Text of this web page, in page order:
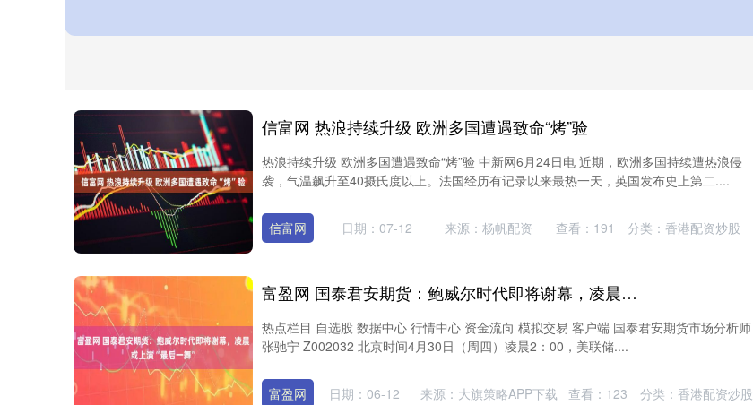
信富网 热浪持续升级 欧洲多国遭遇致命“烤”验
热浪持续升级 欧洲多国遭遇致命“烤”验 中新网6月24日电 近期，欧洲多国持续遭热浪侵
袭，气温飙升至40摄氏度以上。法国经历有记录以来最热一天，英国发布史上第二....
信富网 日期：07-12 来源：杨帆配资 查看： 191 分类： 香港配资炒股
富盈网 国泰君安期货：鲍威尔时代即将谢幕，凌晨或上演“最后一舞”
热点栏目 自选股 数据中心 行情中心 资金流向 模拟交易 客户端 国泰君安期货市场分析师
张驰宁 Z002032 北京时间4月30日（周四）凌晨2：00，美联储....
富盈网 日期：06-12 来源：大旗策略APP下载 查看： 123 分类： 香港配资炒股
深证成指 14076.80 -67.40 沪深300 4644.10 -14.05 -0.30%